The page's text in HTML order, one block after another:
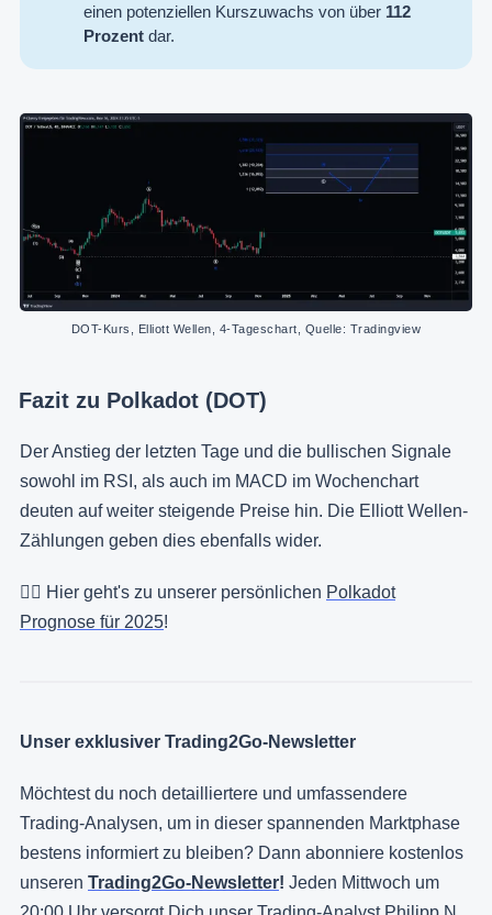
einen potenziellen Kurszuwachs von über 112
Prozent dar.
DOT-Kurs, Elliott Wellen, 4-Tageschart, Quelle: Tradingview
Fazit zu Polkadot (DOT)
Der Anstieg der letzten Tage und die bullischen Signale
sowohl im RSI, als auch im MACD im Wochenchart
deuten auf weiter steigende Preise hin. Die Elliott Wellen-
Zählungen geben dies ebenfalls wider.
👉🏻 Hier geht's zu unserer persönlichen Polkadot
Prognose für 2025!
Unser exklusiver Trading2Go-Newsletter
Möchtest du noch detailliertere und umfassendere
Trading-Analysen, um in dieser spannenden Marktphase
bestens informiert zu bleiben? Dann abonniere kostenlos
unseren Trading2Go-Newsletter! Jeden Mittwoch um